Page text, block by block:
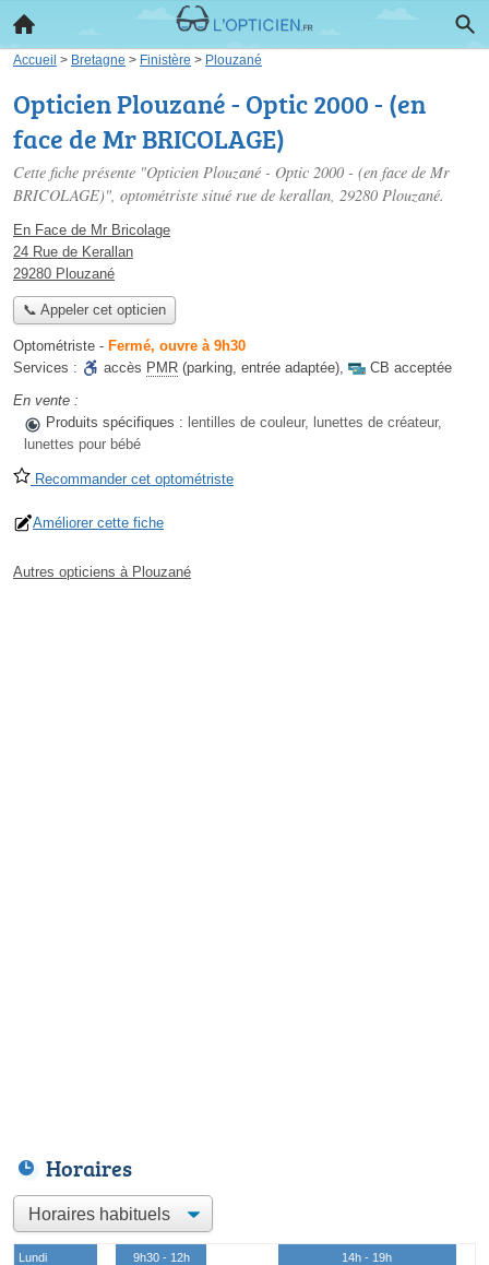
Accueil > Bretagne > Finistère > Plouzané
Opticien Plouzané - Optic 2000 - (en
face de Mr BRICOLAGE)
Cette fiche présente "Opticien Plouzané - Optic 2000 - (en face de Mr
BRICOLAGE)", optométriste situé rue de kerallan, 29280 Plouzané.
En Face de Mr Bricolage
24 Rue de Kerallan
29280 Plouzané
📞 Appeler cet opticien
Optométriste - Fermé, ouvre à 9h30
Services :
accès PMR (parking, entrée adaptée),
CB acceptée
En vente :
Produits spécifiques : lentilles de couleur, lunettes de créateur,
lunettes pour bébé
Recommander cet optométriste
Améliorer cette fiche
Autres opticiens à Plouzané
Horaires
Lundi 9h30 - 12h
14h - 19h